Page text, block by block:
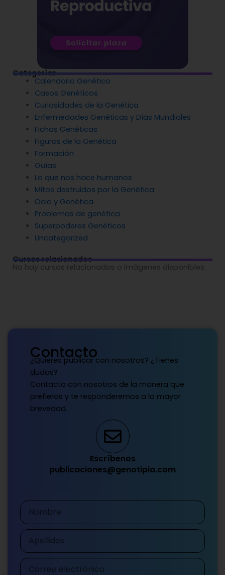
Categorías
Calendario Genético
Casos Genéticos
Curiosidades de la Genética
Enfermedades Genéticas y Días Mundiales
Fichas Genéticas
Figuras de la Genética
Formación
Guías
Lo que nos hace humanos
Mitos destruidos por la Genética
Ocio y Genética
Problemas de genética
Superpoderes Genéticos
Uncategorized
Cursos relacionados
No hay cursos relacionados o imágenes disponibles.
Contacto
¿Quieres publicar con nosotros? ¿Tienes
dudas?
Contacta con nosotros de la manera que
prefieras y te responderemos a la mayor
brevedad.
Escríbenos
publicaciones@genotipia.com
Nombre
Apellidos
Correo